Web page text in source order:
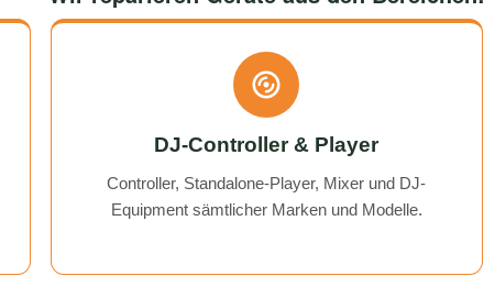
DJ-Controller & Player
Controller, Standalone-Player, Mixer und DJ-
Equipment sämtlicher Marken und Modelle.